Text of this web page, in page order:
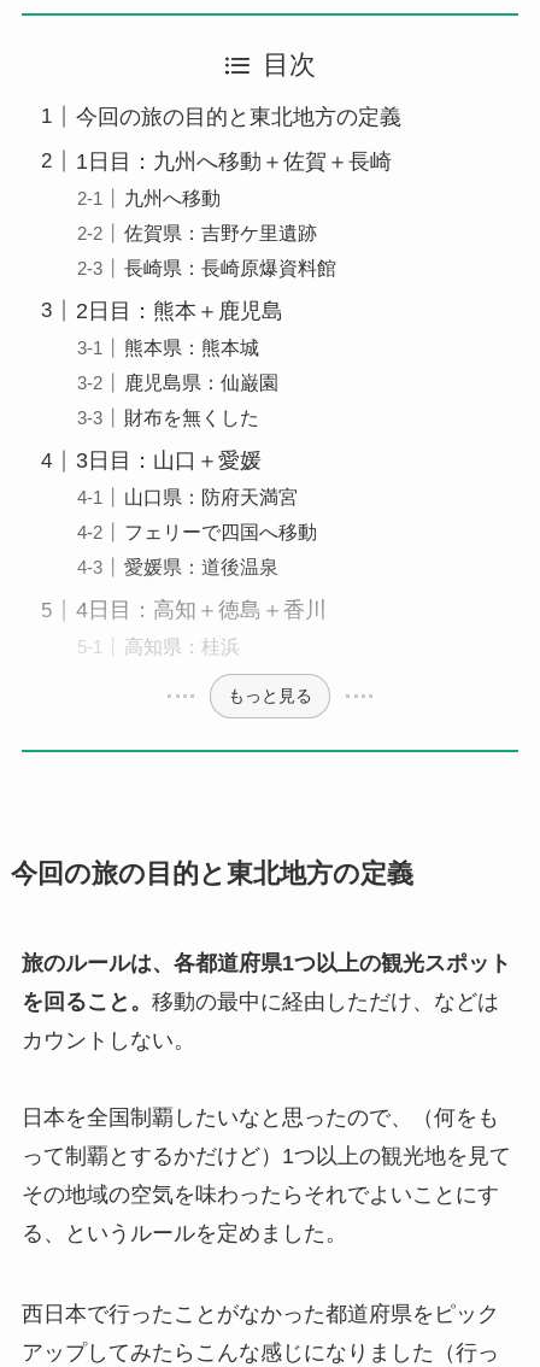
目次
今回の旅の目的と東北地方の定義
1日目：九州へ移動＋佐賀＋長崎
九州へ移動
佐賀県：吉野ケ里遺跡
長崎県：長崎原爆資料館
2日目：熊本＋鹿児島
熊本県：熊本城
鹿児島県：仙巌園
財布を無くした
3日目：山口＋愛媛
山口県：防府天満宮
フェリーで四国へ移動
愛媛県：道後温泉
4日目：高知＋徳島＋香川
高知県：桂浜
もっと見る
今回の旅の目的と東北地方の定義
旅のルールは、各都道府県1つ以上の観光スポット
を回ること。 移動の最中に経由しただけ、などは
カウントしない。
日本を全国制覇したいなと思ったので、（何をも
って制覇とするかだけど）1つ以上の観光地を見て
その地域の空気を味わったらそれでよいことにす
る、というルールを定めました。
西日本で行ったことがなかった都道府県をピック
アップしてみたらこんな感じになりました（行っ